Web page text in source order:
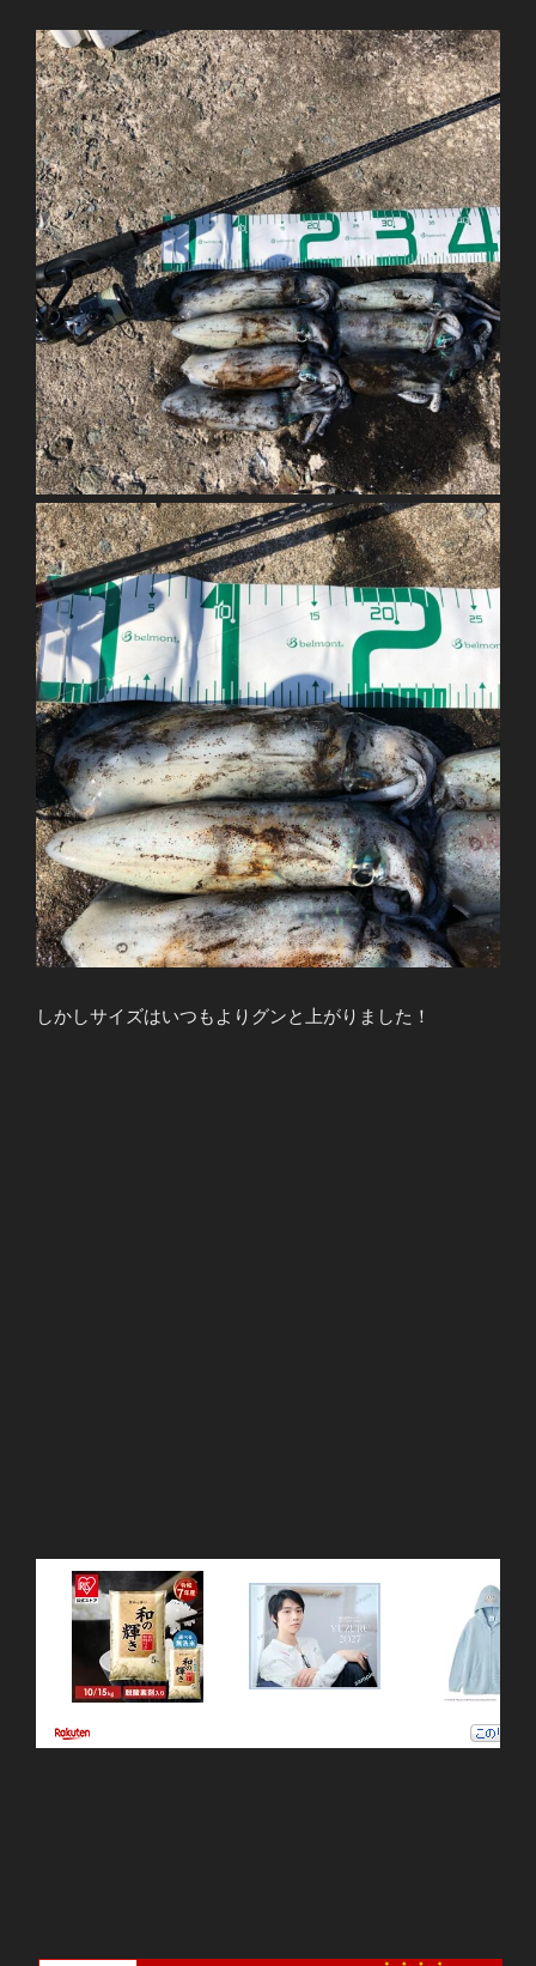
しかしサイズはいつもよりグンと上がりました！